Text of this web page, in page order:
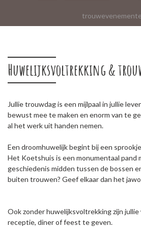
Huwelijksvoltrekking &
Jullie trouwdag is een mijlpaal in jullie
bewust mee te maken en enorm van te
al het werk uit handen nemen.
Een droomhuwelijk begint bij een
Het Koetshuis is een monumentaal pand
geschiedenis midden tussen de bossen
buiten trouwen? Geef elkaar dan het
Ook zonder huwelijksvoltrekking zijn
receptie, diner of feest te geven.